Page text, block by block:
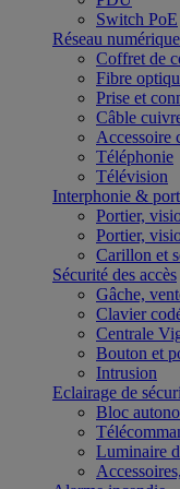
Switch PoE
Réseau
Coffret de
Fibre
Prise et
Câble
Accessoire
Téléphonie
Télévision
Interphonie &
Portier,
Portier,
Carillon et
Sécurité des accès
Gâche,
Clavier
Centrale
Bouton et
Intrusion
Eclairage de
Bloc
Luminaire